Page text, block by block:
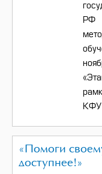
РФ
КФУ
«Помоги
доступнее!»